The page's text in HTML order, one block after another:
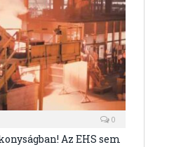
0
Az EHS sem